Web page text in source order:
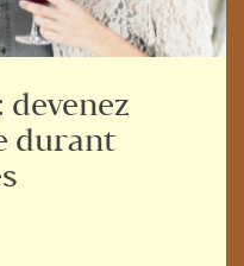
durant